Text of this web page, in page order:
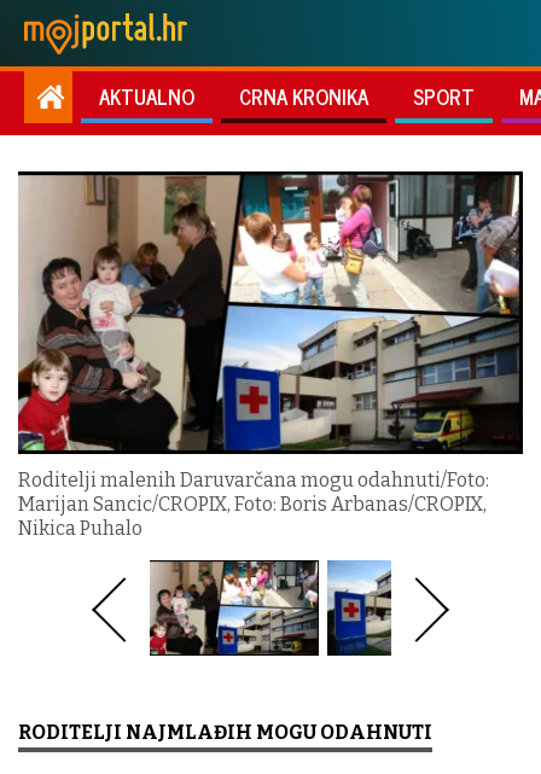
AKTUALNO CRNA KRONIKA SPORT
Roditelji malenih Daruvarčana mogu odahnuti/Foto:
Marijan Sancic/CROPIX, Foto: Boris Arbanas/CROPIX,
Nikica Puhalo
RODITELJI NAJMLAĐIH MOGU ODAHNUTI